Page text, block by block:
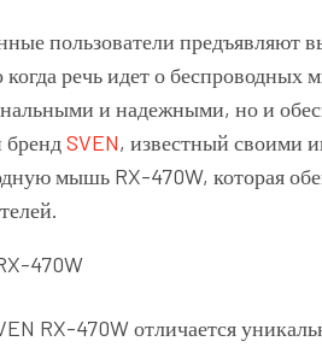
пользователи предъявляют
когда речь идет о
и надежными, но и
SVEN, известный своими
мышь RX-470W, которая
RX-470W отличается